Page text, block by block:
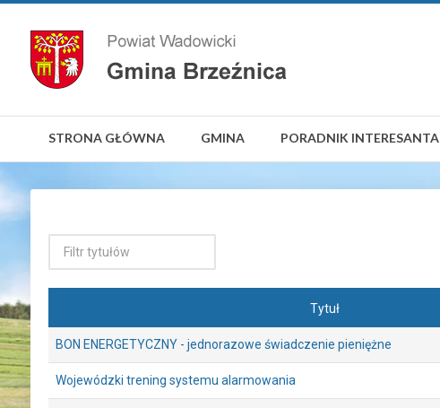
STRONA GŁÓWNA GMINA PORADNIK INTERESANTA
Tytuł
BON ENERGETYCZNY - jednorazowe świadczenie pieniężne
Wojewódzki trening systemu alarmowania